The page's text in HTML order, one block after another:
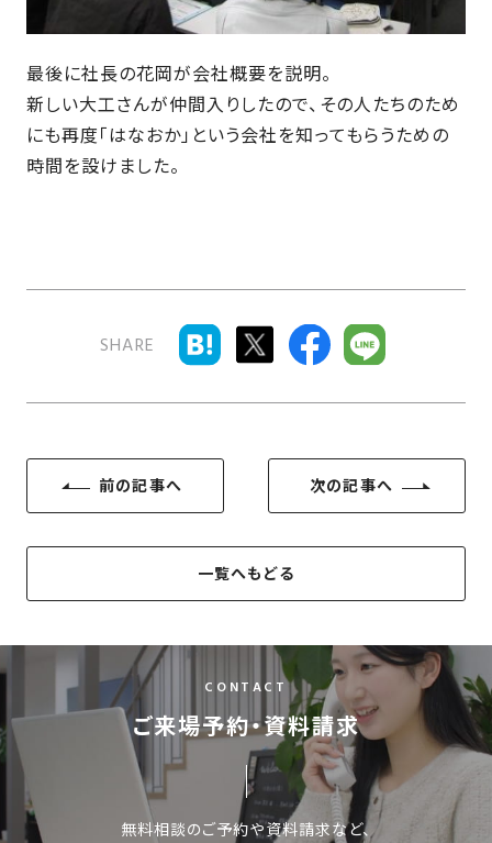
保
高
術
者
多
績
最後に社長の花岡が会社概要を説明。
新しい大工さんが仲間入りしたので、その人たちのため
にも再度「はなおか」という会社を知ってもらうための
時間を設けました。
SHARE
前の記事へ 次の記事へ
一覧へもどる
CONTACT
ご来場予約・資料請求
無料相談のご予約や資料請求など、